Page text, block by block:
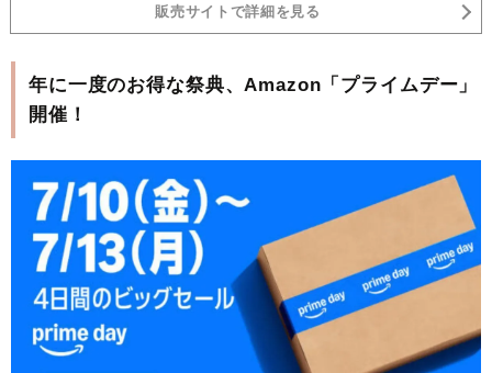
販売サイトで詳細を見る
年に一度のお得な祭典、Amazon「プライムデー」
開催！